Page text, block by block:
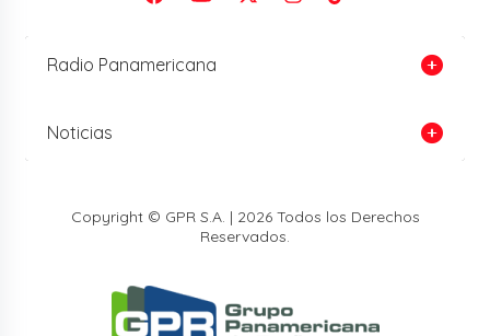
Radio Panamericana
Noticias
Copyright © GPR S.A. | 2026 Todos los Derechos
Reservados.